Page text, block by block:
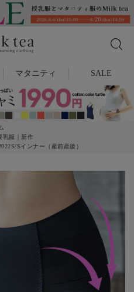
マタニティ SALE
乳服｜新作
Sインナー（産前産後）